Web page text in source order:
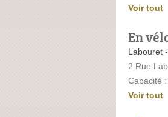
Voir tout
En
Labouret
2 Rue
Capacité
Voir tout